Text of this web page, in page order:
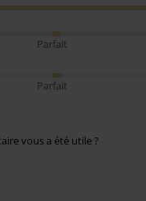
Parfait
Parfait
vous a été utile ?